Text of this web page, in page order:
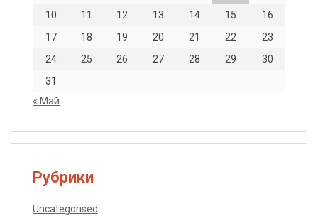
10
11 12 13 14 15
16
17
18 19 20 21 22
23
24
25 26 27 28 29
30
31
« Май
Рубрики
Uncategorised